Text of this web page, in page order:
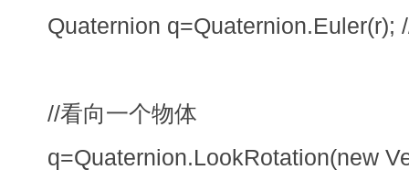
Quaternion q=Quaternion.Euler(r);
//看向一个物体
q=Quaternion.LookRotation(new